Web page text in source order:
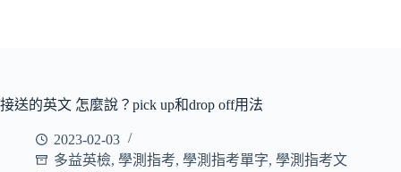
接送的英文 怎麼說？pick up和drop off用法
2023-02-03
多益英檢, 學測指考, 學測指考單字, 學測指考文